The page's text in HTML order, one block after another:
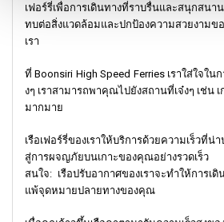
เฟอร์รี่เพื่อการเดินทางที่ราบรื่นและสนุกสน
ทบต่อสิ่งแวดล้อมและปกป้องความสวยงามข
เรา
ที่ Boonsiri High Speed Ferries เราใส่ใจ
งๆ เราสามารถพาคุณไปยังสถานที่เจ๋งๆ เช่น
มากมาย
เรือเฟอร์รี่ของเราให้บริการด้วยความเร็วที่
สู่การผจญภัยบนเกาะของคุณอย่างรวดเร็ว
สนใจ: เรือปรับอากาศของเราจะทำให้การเ
แพ้จุดหมายปลายทางของคุณ